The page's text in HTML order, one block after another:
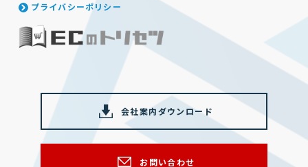
プライバシーポリシー
会社案内ダウンロード
お問い合わせ